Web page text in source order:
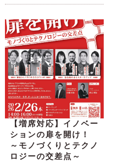
【増席対応】イノベー
ションの扉を開け！
～モノづくりとテクノ
ロジーの交差点～